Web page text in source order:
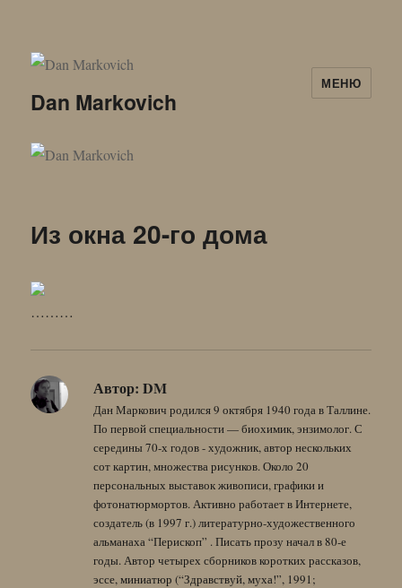
Dan Markovich
МЕНЮ
Из окна 20-го дома
………
Автор: DM
Дан Маркович родился 9 октября 1940 года в Таллине.
По первой специальности — биохимик, энзимолог. С
середины 70-х годов - художник, автор нескольких
сот картин, множества рисунков. Около 20
персональных выставок живописи, графики и
фотонатюрмортов. Активно работает в Интернете,
создатель (в 1997 г.) литературно-художественного
альманаха “Перископ” . Писать прозу начал в 80-е
годы. Автор четырех сборников коротких рассказов,
эссе, миниатюр (“Здравствуй, муха!”, 1991;